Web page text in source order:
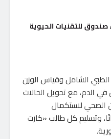
للتقنيات الحيوية
الشامل وقياس الوزن
الدم، مع تحويل الحالات
الصحي لاستكمال
وتسليم كل طالب «كارت